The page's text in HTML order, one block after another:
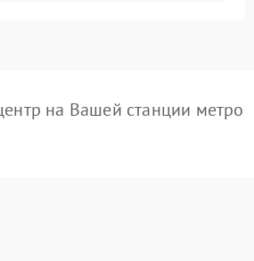
на Вашей станции метро